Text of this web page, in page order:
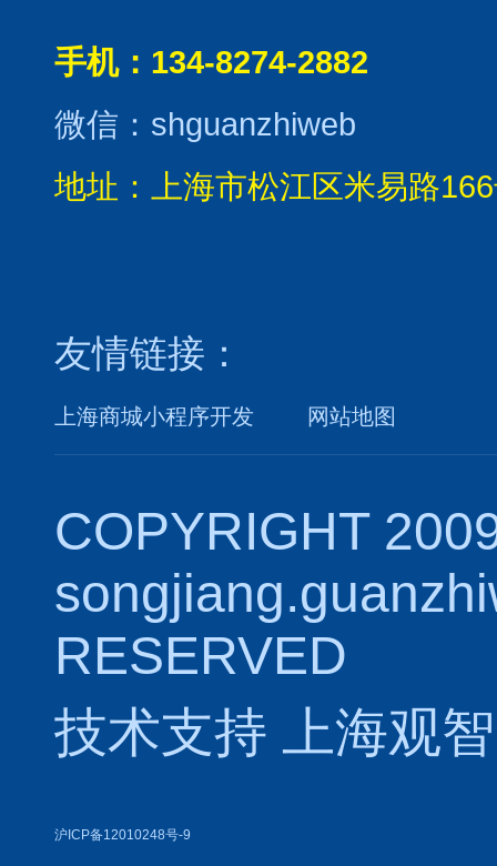
手机：134-8274-2882
微信：shguanzhiweb
地址：上海市松江区米易路
友情链接：
上海商城小程序开发 网站地图
COPYRIGHT
RESERVED
技术支持
上海观
沪ICP备12010248号-9